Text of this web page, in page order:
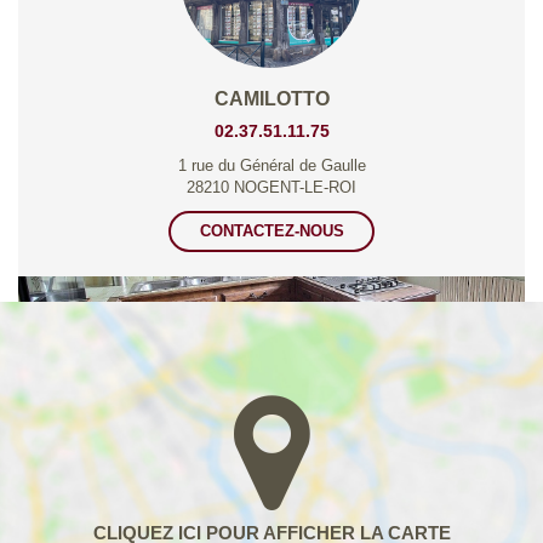
CAMILOTTO
02.37.51.11.75
1 rue du Général de Gaulle
28210 NOGENT-LE-ROI
CONTACTEZ-NOUS